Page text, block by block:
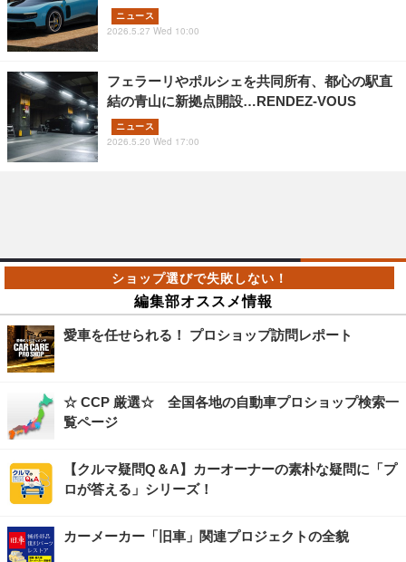
ニュース
2026.5.27 Wed 10:00
フェラーリやポルシェを共同所有、都心の駅直
結の青山に新拠点開設…RENDEZ-VOUS
ニュース
2026.5.20 Wed 17:00
編集部オススメ情報
愛車を任せられる！ プロショップ訪問レポート
☆ CCP 厳選☆ 全国各地の自動車プロショップ検索一
覧ページ
【クルマ疑問Q＆A】カーオーナーの素朴な疑問に「プ
ロが答える」シリーズ！
カーメーカー「旧車」関連プロジェクトの全貌